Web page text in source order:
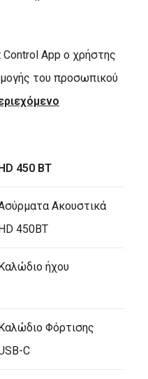
App ο χρήστης
του προσωπικού
450 BT
Ακουστικά
450BT
ήχου
Φόρτισης
C